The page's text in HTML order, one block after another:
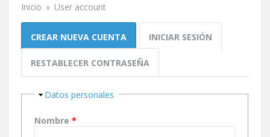
Se encuentra usted aquí
Inicio » User account
Solapas principales
CREAR NUEVA CUENTA (SOLAPA ACTIVA)
INICIAR SESIÓN
RESTABLECER CONTRASEÑA
Ocultar
Datos personales
Nombre *